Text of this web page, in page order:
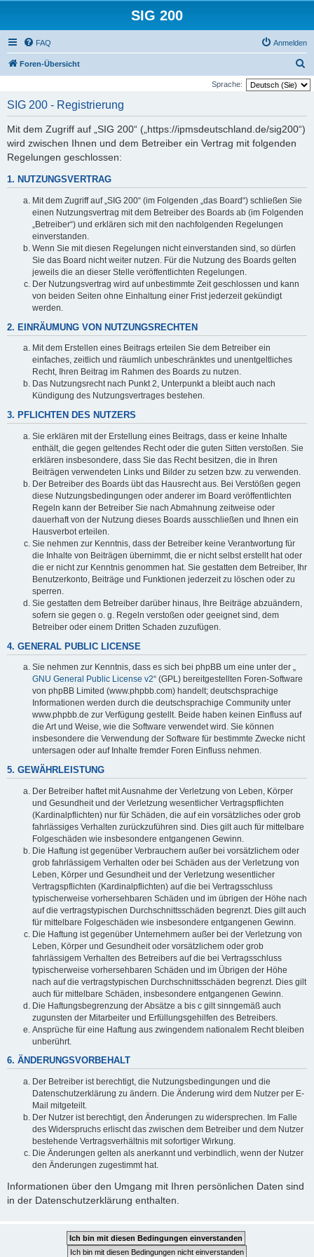
SIG 200
FAQ Anmelden
Foren-Übersicht
u
Sprache:
SIG 200 - Registrierung
Mit dem Zugriff auf „SIG 200“ („https://ipmsdeutschland.de/sig200“)
wird zwischen Ihnen und dem Betreiber ein Vertrag mit folgenden
Regelungen geschlossen:
1. NUTZUNGSVERTRAG
Mit dem Zugriff auf „SIG 200“ (im Folgenden „das Board“) schließen Sie
einen Nutzungsvertrag mit dem Betreiber des Boards ab (im Folgenden
„Betreiber“) und erklären sich mit den nachfolgenden Regelungen
einverstanden.
Wenn Sie mit diesen Regelungen nicht einverstanden sind, so dürfen
Sie das Board nicht weiter nutzen. Für die Nutzung des Boards gelten
jeweils die an dieser Stelle veröffentlichten Regelungen.
Der Nutzungsvertrag wird auf unbestimmte Zeit geschlossen und kann
von beiden Seiten ohne Einhaltung einer Frist jederzeit gekündigt
werden.
2. EINRÄUMUNG VON NUTZUNGSRECHTEN
Mit dem Erstellen eines Beitrags erteilen Sie dem Betreiber ein
einfaches, zeitlich und räumlich unbeschränktes und unentgeltliches
Recht, Ihren Beitrag im Rahmen des Boards zu nutzen.
Das Nutzungsrecht nach Punkt 2, Unterpunkt a bleibt auch nach
Kündigung des Nutzungsvertrages bestehen.
3. PFLICHTEN DES NUTZERS
Sie erklären mit der Erstellung eines Beitrags, dass er keine Inhalte
enthält, die gegen geltendes Recht oder die guten Sitten verstoßen. Sie
erklären insbesondere, dass Sie das Recht besitzen, die in Ihren
Beiträgen verwendeten Links und Bilder zu setzen bzw. zu verwenden.
Der Betreiber des Boards übt das Hausrecht aus. Bei Verstößen gegen
diese Nutzungsbedingungen oder anderer im Board veröffentlichten
Regeln kann der Betreiber Sie nach Abmahnung zeitweise oder
dauerhaft von der Nutzung dieses Boards ausschließen und Ihnen ein
Hausverbot erteilen.
Sie nehmen zur Kenntnis, dass der Betreiber keine Verantwortung für
die Inhalte von Beiträgen übernimmt, die er nicht selbst erstellt hat oder
die er nicht zur Kenntnis genommen hat. Sie gestatten dem Betreiber, Ihr
Benutzerkonto, Beiträge und Funktionen jederzeit zu löschen oder zu
sperren.
Sie gestatten dem Betreiber darüber hinaus, Ihre Beiträge abzuändern,
sofern sie gegen o. g. Regeln verstoßen oder geeignet sind, dem
Betreiber oder einem Dritten Schaden zuzufügen.
4. GENERAL PUBLIC LICENSE
Sie nehmen zur Kenntnis, dass es sich bei phpBB um eine unter der „
GNU General Public License v2“ (GPL) bereitgestellten Foren-Software
von phpBB Limited (www.phpbb.com) handelt; deutschsprachige
Informationen werden durch die deutschsprachige Community unter
www.phpbb.de zur Verfügung gestellt. Beide haben keinen Einfluss auf
die Art und Weise, wie die Software verwendet wird. Sie können
insbesondere die Verwendung der Software für bestimmte Zwecke nicht
untersagen oder auf Inhalte fremder Foren Einfluss nehmen.
5. GEWÄHRLEISTUNG
Der Betreiber haftet mit Ausnahme der Verletzung von Leben, Körper
und Gesundheit und der Verletzung wesentlicher Vertragspflichten
(Kardinalpflichten) nur für Schäden, die auf ein vorsätzliches oder grob
fahrlässiges Verhalten zurückzuführen sind. Dies gilt auch für mittelbare
Folgeschäden wie insbesondere entgangenen Gewinn.
Die Haftung ist gegenüber Verbrauchern außer bei vorsätzlichem oder
grob fahrlässigem Verhalten oder bei Schäden aus der Verletzung von
Leben, Körper und Gesundheit und der Verletzung wesentlicher
Vertragspflichten (Kardinalpflichten) auf die bei Vertragsschluss
typischerweise vorhersehbaren Schäden und im übrigen der Höhe nach
auf die vertragstypischen Durchschnittsschäden begrenzt. Dies gilt auch
für mittelbare Folgeschäden wie insbesondere entgangenen Gewinn.
Die Haftung ist gegenüber Unternehmern außer bei der Verletzung von
Leben, Körper und Gesundheit oder vorsätzlichem oder grob
fahrlässigem Verhalten des Betreibers auf die bei Vertragsschluss
typischerweise vorhersehbaren Schäden und im Übrigen der Höhe
nach auf die vertragstypischen Durchschnittsschäden begrenzt. Dies gilt
auch für mittelbare Schäden, insbesondere entgangenen Gewinn.
Die Haftungsbegrenzung der Absätze a bis c gilt sinngemäß auch
zugunsten der Mitarbeiter und Erfüllungsgehilfen des Betreibers.
Ansprüche für eine Haftung aus zwingendem nationalem Recht bleiben
unberührt.
6. ÄNDERUNGSVORBEHALT
Der Betreiber ist berechtigt, die Nutzungsbedingungen und die
Datenschutzerklärung zu ändern. Die Änderung wird dem Nutzer per E-
Mail mitgeteilt.
Der Nutzer ist berechtigt, den Änderungen zu widersprechen. Im Falle
des Widerspruchs erlischt das zwischen dem Betreiber und dem Nutzer
bestehende Vertragsverhältnis mit sofortiger Wirkung.
Die Änderungen gelten als anerkannt und verbindlich, wenn der Nutzer
den Änderungen zugestimmt hat.
Informationen über den Umgang mit Ihren persönlichen Daten sind
in der Datenschutzerklärung enthalten.